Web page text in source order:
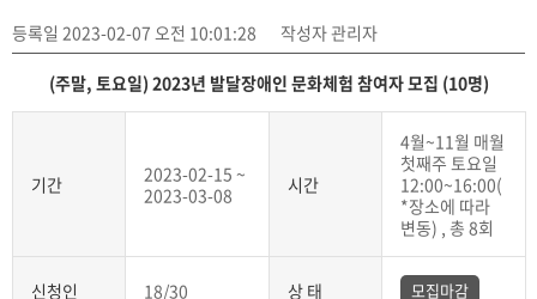
등록일 2023-02-07 오전 10:01:28 작성자 관리자
(주말, 토요일) 2023년 발달장애인 문화체험 참여자 모집 (10명)
기간
2023-02-15 ~
2023-03-08
시간
4월~11월 매월
첫째주 토요일
12:00~16:00(
*장소에 따라
변동) , 총 8회
신청인 18/30 상 태 모집마감